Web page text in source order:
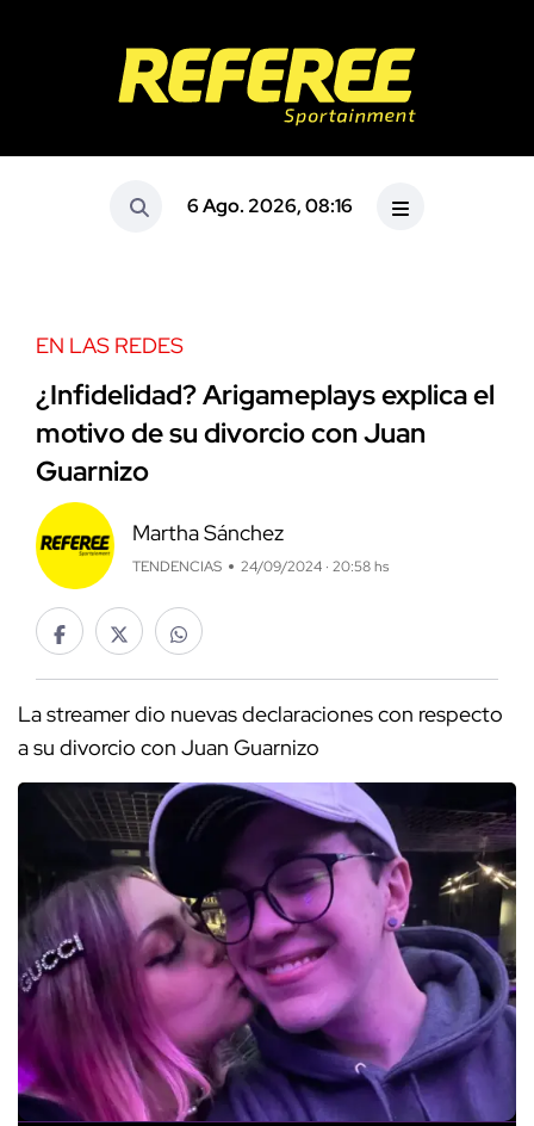
6 Ago. 2026, 08:16
EN LAS REDES
¿Infidelidad? Arigameplays explica el
motivo de su divorcio con Juan
Guarnizo
Martha Sánchez
TENDENCIAS 24/09/2024 · 20:58 hs
La streamer dio nuevas declaraciones con respecto
a su divorcio con Juan Guarnizo